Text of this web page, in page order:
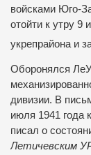
войсками Юго-
отойти к утру 9
укрепрайона и
Оборонялся
дивизии. В
июля 1941 года
писал о
Летичевским